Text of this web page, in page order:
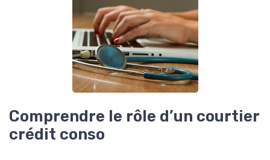
Comprendre le rôle d’un courtier
crédit conso